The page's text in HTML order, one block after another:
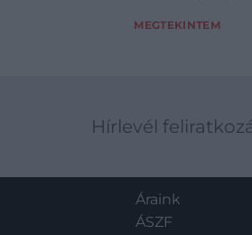
MEGTEKINTEM
Hírlevél
Áraink
ÁSZF